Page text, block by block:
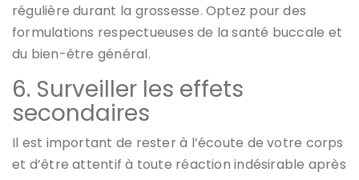
régulière durant la grossesse. Optez pour des
formulations respectueuses de la santé buccale et
du bien-être général.
6. Surveiller les effets
secondaires
Il est important de rester à l’écoute de votre corps
et d’être attentif à toute réaction indésirable après